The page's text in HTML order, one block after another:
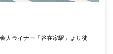
人ライナー「谷在家駅」より徒歩8
より徒歩15分、自転車6分 〇東武